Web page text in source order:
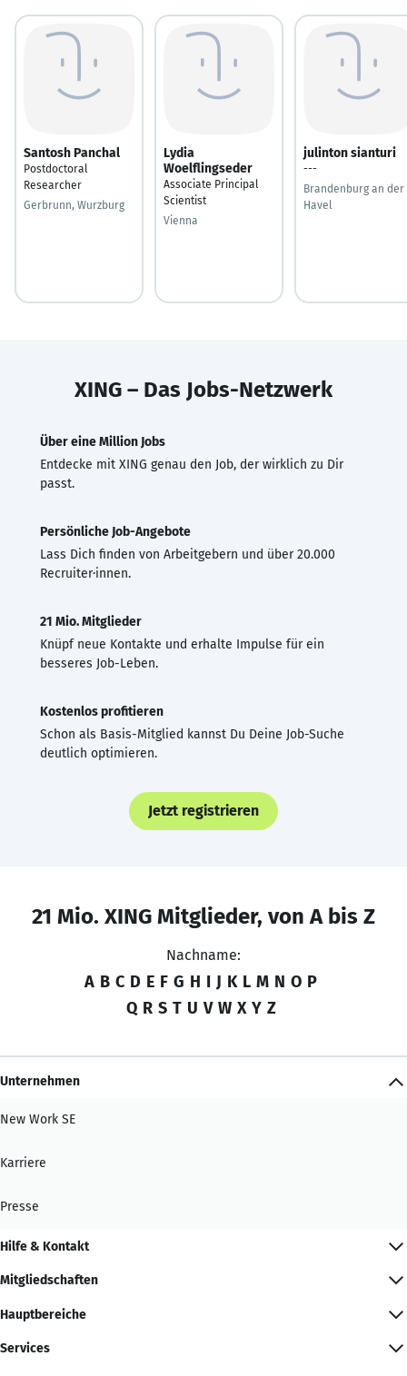
Santosh Panchal
Postdoctoral
Researcher
Gerbrunn, Wurzburg
Lydia
Woelflingseder
Associate Principal
Scientist
Vienna
julinton sianturi
---
Brandenburg an der
Havel
XING – Das Jobs-Netzwerk
Über eine Million Jobs
Entdecke mit XING genau den Job, der wirklich zu Dir
passt.
Persönliche Job-Angebote
Lass Dich finden von Arbeitgebern und über 20.000
Recruiter·innen.
21 Mio. Mitglieder
Knüpf neue Kontakte und erhalte Impulse für ein
besseres Job-Leben.
Kostenlos profitieren
Schon als Basis-Mitglied kannst Du Deine Job-Suche
deutlich optimieren.
Jetzt registrieren
21 Mio. XING Mitglieder, von A bis Z
Nachname:
A B C D E F G H I J K L M N O P
Q R S T U V W X Y Z
Unternehmen
New Work SE
Karriere
Presse
Hilfe & Kontakt
Mitgliedschaften
Hauptbereiche
Services